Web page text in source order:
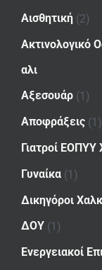
Αισθητική (2)
Ακτινολογικό
αλι
Αξεσουάρ (1)
Αποφράξεις (1)
Γιατροί ΕΟΠΥΥ
Γυναίκα (1)
Δικηγόροι
ΔΟΥ (1)
Ενεργειακοί